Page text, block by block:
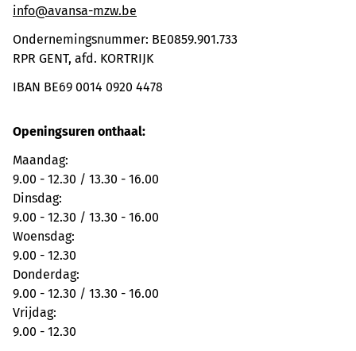
info@avansa-mzw.be
Ondernemingsnummer: BE0859.901.733
RPR GENT, afd. KORTRIJK
IBAN BE69 0014 0920 4478
Openingsuren onthaal:
Maandag:
9.00 - 12.30 / 13.30 - 16.00
Dinsdag:
9.00 - 12.30 / 13.30 - 16.00
Woensdag:
9.00 - 12.30
Donderdag:
9.00 - 12.30 / 13.30 - 16.00
Vrijdag:
9.00 - 12.30